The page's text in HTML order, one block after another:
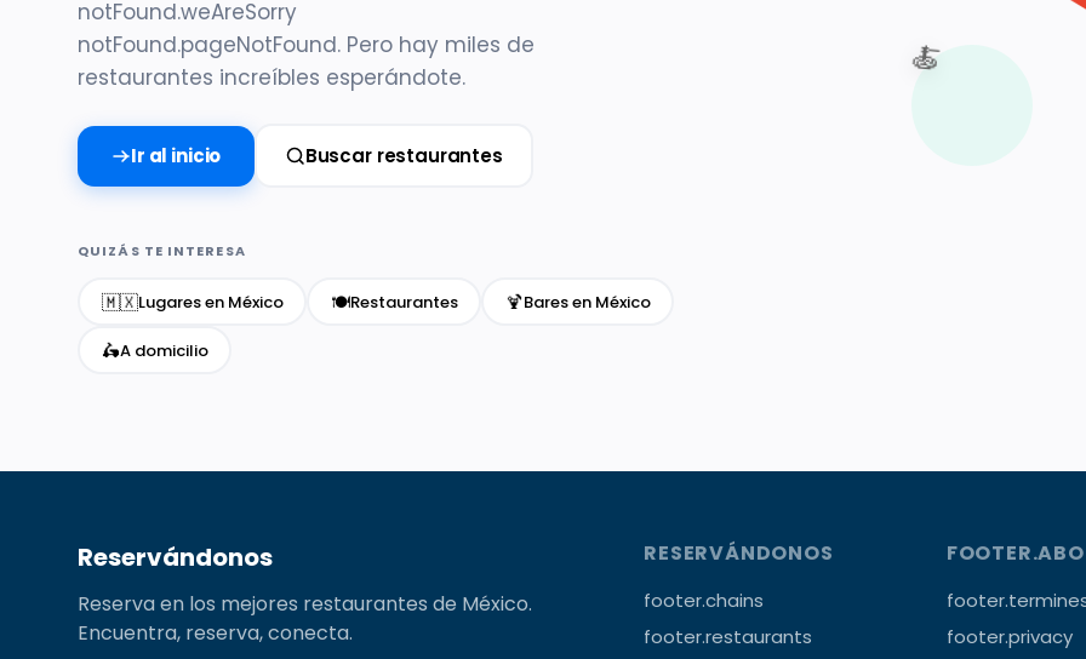
notFound.weAreSorry
notFound.pageNotFound. Pero hay miles de
restaurantes increíbles esperándote.
Ir al inicio Buscar restaurantes
QUIZÁS TE INTERESA
🇲🇽Lugares en México 🍽️Restaurantes 🍹Bares en México
🛵A domicilio
🍝
Reservándonos
Reserva en los mejores restaurantes de México.
Encuentra, reserva, conecta.
RESERVÁNDONOS
footer.chains
footer.restaurants
footer.privacy